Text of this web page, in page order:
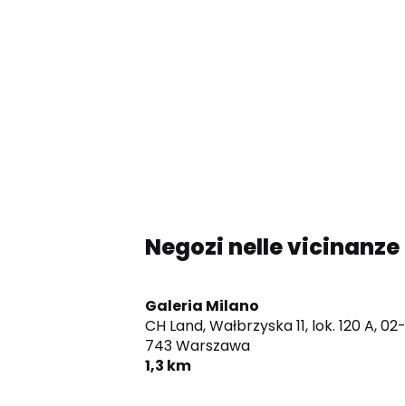
Negozi nelle vicinanze
Galeria Milano
CH Land, Wałbrzyska 11, lok. 120 A,02-
743 Warszawa
1,3 km